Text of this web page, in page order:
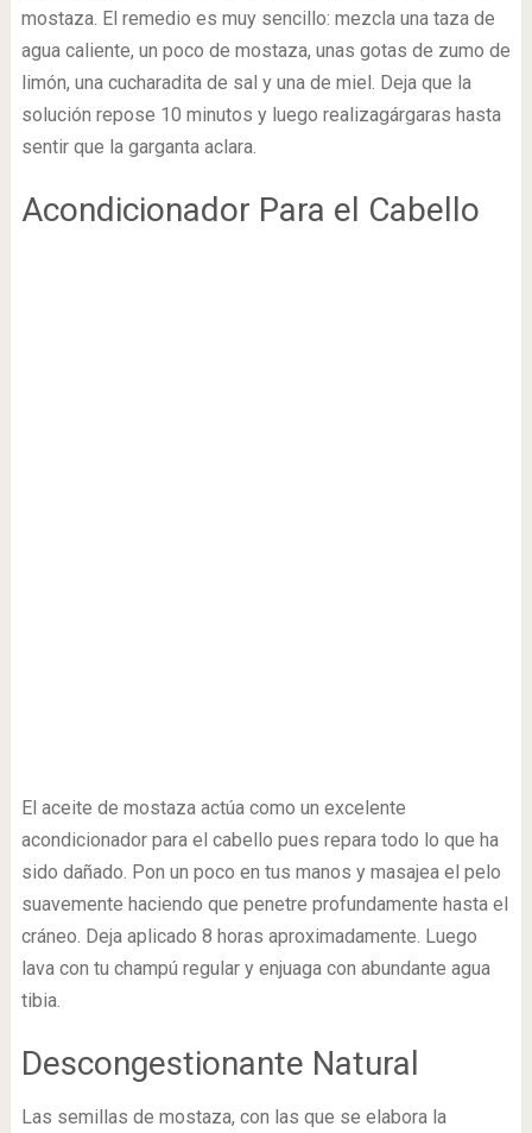
mostaza. El remedio es muy sencillo: mezcla una taza de
agua caliente, un poco de mostaza, unas gotas de zumo de
limón, una cucharadita de sal y una de miel. Deja que la
solución repose 10 minutos y luego realizagárgaras hasta
sentir que la garganta aclara.
Acondicionador Para el Cabello
El aceite de mostaza actúa como un excelente
acondicionador para el cabello pues repara todo lo que ha
sido dañado. Pon un poco en tus manos y masajea el pelo
suavemente haciendo que penetre profundamente hasta el
cráneo. Deja aplicado 8 horas aproximadamente. Luego
lava con tu champú regular y enjuaga con abundante agua
tibia.
Descongestionante Natural
Las semillas de mostaza, con las que se elabora la